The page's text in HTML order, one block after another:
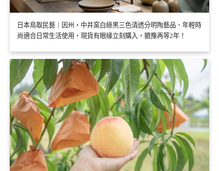
日本鳥取民藝｜因州・中井窯白綠黑三色清透分明陶藝品、年輕時
尚適合日常生活使用，現貨有眼緣立刻購入，猶豫再等2年！